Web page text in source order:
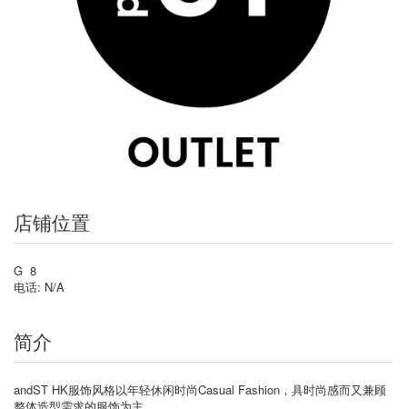
店铺位置
G 8
电话: N/A
简介
andST HK服饰风格以年轻休闲时尚Casual Fashion，具时尚感而又兼顾